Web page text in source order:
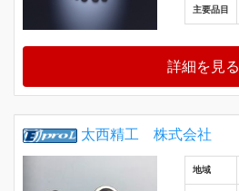
主要品目
詳細を見る
太西精工 株式会社
地域